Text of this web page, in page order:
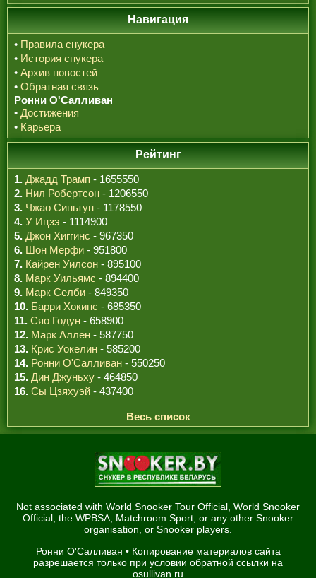
Навигация
• Правила снукера
• История снукера
• Архив новостей
• Обратная связь
Ронни О'Салливан
• Достижения
• Карьера
Рейтинг
1. Джадд Трамп - 1655550
2. Нил Робертсон - 1206550
3. Чжао Синьтун - 1178550
4. У Ицзэ - 1114900
5. Джон Хиггинс - 967350
6. Шон Мерфи - 951800
7. Кайрен Уилсон - 895100
8. Марк Уильямс - 894400
9. Марк Селби - 849350
10. Барри Хокинс - 685350
11. Сяо Годун - 658900
12. Марк Аллен - 587750
13. Крис Уокелин - 585200
14. Ронни О'Салливан - 550250
15. Дин Джуньху - 464850
16. Сы Цзяхуэй - 437400
Весь список
Not associated with World Snooker Tour Official, World Snooker
Official, the WPBSA, Matchroom Sport, or any other Snooker
organisation, or Snooker players.
Ронни О'Салливан • Копирование материалов сайта
разрешается только при условии обратной ссылки на
osullivan.ru